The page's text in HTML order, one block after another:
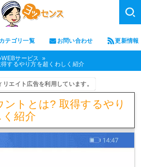
カテゴリ一覧 お問い合わせ 更新情報
WEBサービス
するやり方を超くわしく紹介
リエイト広告を利用しています。
ントとは? 取得するやり
紹介